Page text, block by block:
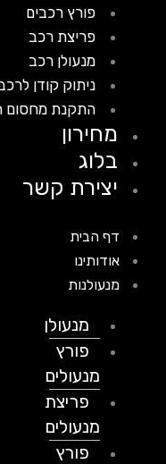
פורץ רכבים
פריצת רכב
מנעולן רכב
ניתוק קודן לרכב
התקנת מחסום חניה
מחירון
בלוג
יצירת קשר
דף הבית
אודותינו
מנעולנות
מנעולן
פורץ
מנעולים
פריצת
מנעולים
פורץ